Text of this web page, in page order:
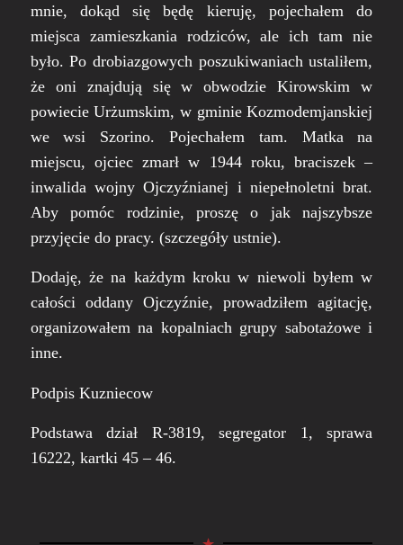
mnie, dokąd się będę kieruję, pojechałem do
miejsca zamieszkania rodziców, ale ich tam nie
było. Po drobiazgowych poszukiwaniach ustaliłem,
że oni znajdują się w obwodzie Kirowskim w
powiecie Urżumskim, w gminie Kozmodemjanskiej
we wsi Szorino. Pojechałem tam. Matka na
miejscu, ojciec zmarł w 1944 roku, braciszek –
inwalida wojny Ojczyźnianej i niepełnoletni brat.
Aby pomóc rodzinie, proszę o jak najszybsze
przyjęcie do pracy. (szczegóły ustnie).
Dodaję, że na każdym kroku w niewoli byłem w
całości oddany Ojczyźnie, prowadziłem agitację,
organizowałem na kopalniach grupy sabotażowe i
inne.
Podpis Kuzniecow
Podstawa dział R-3819, segregator 1, sprawa
16222, kartki 45 – 46.